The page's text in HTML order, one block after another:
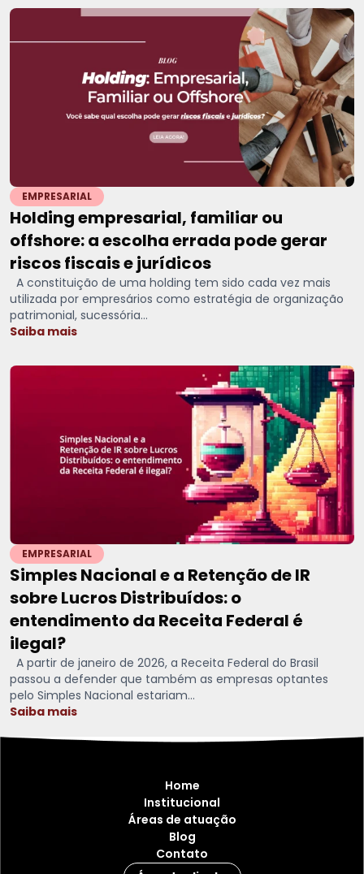
EMPRESARIAL
Holding empresarial, familiar ou
offshore: a escolha errada pode gerar
riscos fiscais e jurídicos
A constituição de uma holding tem sido cada vez mais
utilizada por empresários como estratégia de organização
patrimonial, sucessória...
Saiba mais
EMPRESARIAL
Simples Nacional e a Retenção de IR
sobre Lucros Distribuídos: o
entendimento da Receita Federal é
ilegal?
A partir de janeiro de 2026, a Receita Federal do Brasil
passou a defender que também as empresas optantes
pelo Simples Nacional estariam...
Saiba mais
Home
Institucional
Áreas de atuação
Blog
Contato